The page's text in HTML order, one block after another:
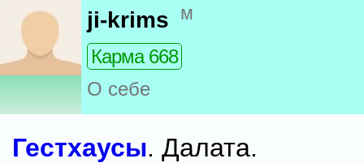
ji-krims м
Карма 668
О себе
Гестхаусы. Далата.